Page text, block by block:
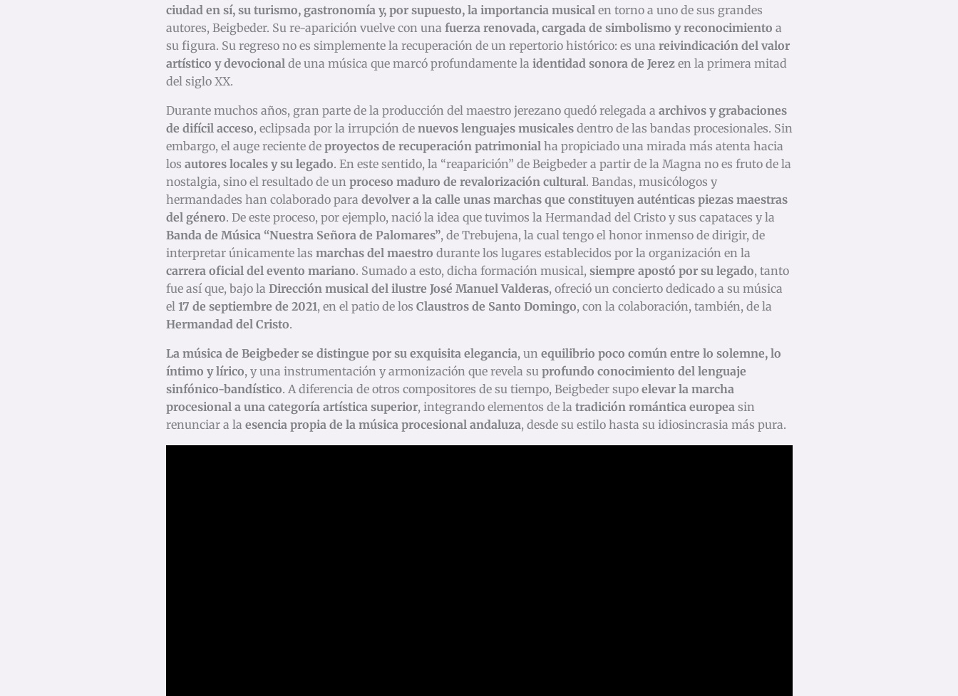
ciudad en sí, su turismo, gastronomía y, por supuesto, la importancia musical en torno a uno de sus grandes
autores, Beigbeder. Su re-aparición vuelve con una fuerza renovada, cargada de simbolismo y reconocimiento a
su figura. Su regreso no es simplemente la recuperación de un repertorio histórico: es una reivindicación del valor
artístico y devocional de una música que marcó profundamente la identidad sonora de Jerezen la primera mitad
del siglo XX.
Durante muchos años, gran parte de la producción del maestro jerezano quedó relegada a archivos y grabaciones
de difícil acceso, eclipsada por la irrupción de nuevos lenguajes musicalesdentro de las bandas procesionales. Sin
embargo, el auge reciente de proyectos de recuperación patrimonial ha propiciado una mirada más atenta hacia
los autores locales y su legado. En este sentido, la “reaparición” de Beigbeder a partir de la Magna no es fruto de la
nostalgia, sino el resultado de un proceso maduro de revalorización cultural. Bandas, musicólogos y
hermandades han colaborado para devolver a la calle unas marchas que constituyen auténticas piezas maestras
del género. De este proceso, por ejemplo, nació la idea que tuvimos la Hermandad del Cristo y sus capataces y la
Banda de Música “Nuestra Señora de Palomares”, de Trebujena, la cual tengo el honor inmenso de dirigir, de
interpretar únicamente las marchas del maestro durante los lugares establecidos por la organización en la
carrera oficial del evento mariano. Sumado a esto, dicha formación musical, siempre apostó por su legado, tanto
fue así que, bajo la Dirección musical del ilustre José Manuel Valderas, ofreció un concierto dedicado a su música
el 17 de septiembre de 2021, en el patio de los Claustros de Santo Domingo, con la colaboración, también, de la
Hermandad del Cristo.
La música de Beigbeder se distingue por su exquisita elegancia, un equilibrio poco común entre lo solemne, lo
íntimo y lírico, y una instrumentación y armonización que revela su profundo conocimiento del lenguaje
sinfónico-bandístico. A diferencia de otros compositores de su tiempo, Beigbeder supo elevar la marcha
procesional a una categoría artística superior, integrando elementos de la tradición romántica europea sin
renunciar a la esencia propia de la música procesional andaluza, desde su estilo hasta su idiosincrasia más pura.